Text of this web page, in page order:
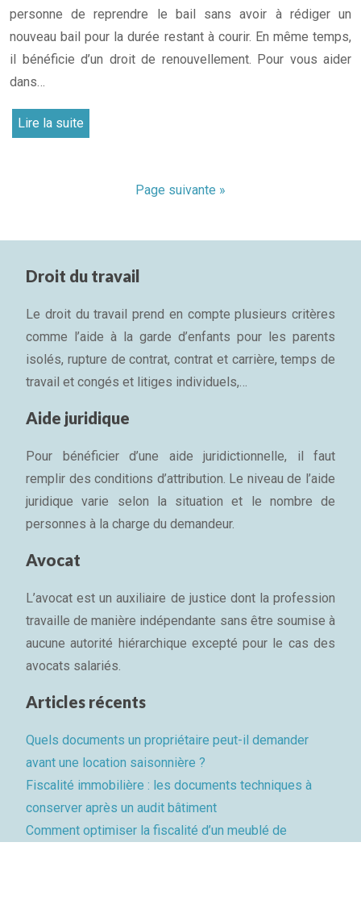
personne de reprendre le bail sans avoir à rédiger un
nouveau bail pour la durée restant à courir. En même temps,
il bénéficie d’un droit de renouvellement. Pour vous aider
dans…
Lire la suite
Page suivante »
Droit du travail
Le droit du travail prend en compte plusieurs critères
comme l’aide à la garde d’enfants pour les parents
isolés, rupture de contrat, contrat et carrière, temps de
travail et congés et litiges individuels,…
Aide juridique
Pour bénéficier d’une aide juridictionnelle, il faut
remplir des conditions d’attribution. Le niveau de l’aide
juridique varie selon la situation et le nombre de
personnes à la charge du demandeur.
Avocat
L’avocat est un auxiliaire de justice dont la profession
travaille de manière indépendante sans être soumise à
aucune autorité hiérarchique excepté pour le cas des
avocats salariés.
Articles récents
Quels documents un propriétaire peut-il demander
avant une location saisonnière ?
Fiscalité immobilière : les documents techniques à
conserver après un audit bâtiment
Comment optimiser la fiscalité d’un meublé de